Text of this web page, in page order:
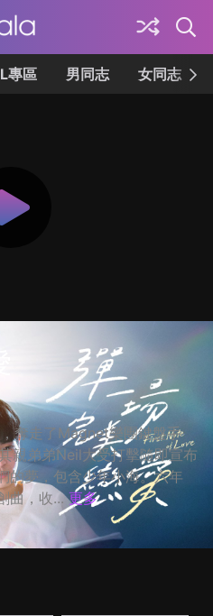
專區 男同志 女同志
奪走了Magnet樂團鍵盤手
親弟弟Neil大受打擊隨即宣布
的夢，包含少年小海。六年
曲，收... 更多